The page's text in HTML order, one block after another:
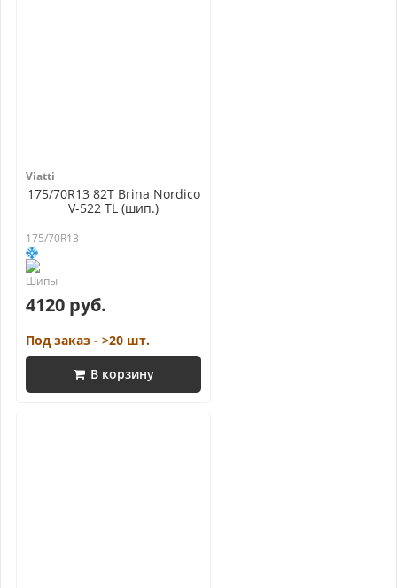
Viatti
175/70R13 82T Brina Nordico
V-522 TL (шип.)
175/70R13 —
4120 руб.
Под заказ - >20 шт.
В корзину